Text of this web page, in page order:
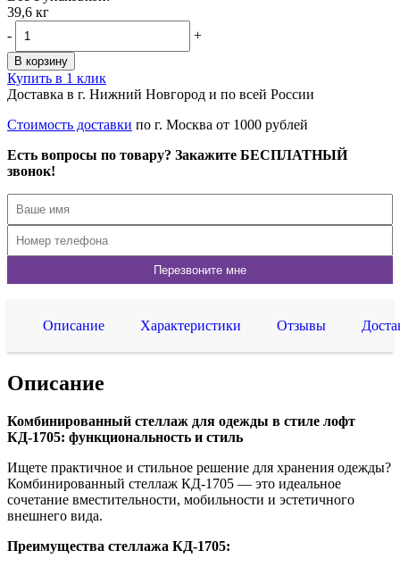
39,6 кг
-
+
В корзину
Купить в 1 клик
Доставка в г. Нижний Новгород и по всей России
Стоимость доставки по г. Москва от 1000 рублей
Есть вопросы по товару? Закажите БЕСПЛАТНЫЙ
звонок!
Описание Характеристики Отзывы
Описание
Комбинированный стеллаж для одежды в стиле лофт
КД-1705: функциональность и стиль
Ищете практичное и стильное решение для хранения одежды?
Комбинированный стеллаж КД-1705 — это идеальное
сочетание вместительности, мобильности и эстетичного
внешнего вида.
Преимущества стеллажа КД-1705: